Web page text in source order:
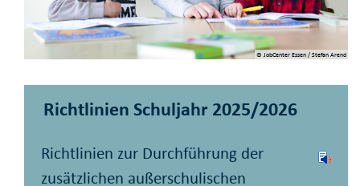
© JobCenter Essen / Stefan Arend
Richtlinien Schuljahr 2025/2026
Richtlinien zur Durchführung der
zusätzlichen außerschulischen